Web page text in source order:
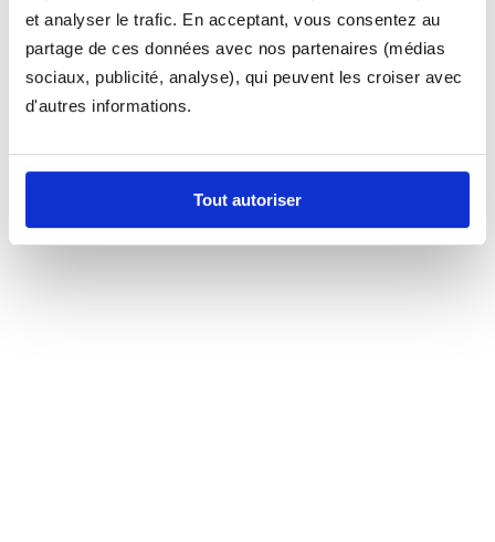
et analyser le trafic. En acceptant, vous consentez au
partage de ces données avec nos partenaires (médias
sociaux, publicité, analyse), qui peuvent les croiser avec
d'autres informations.
Tout autoriser